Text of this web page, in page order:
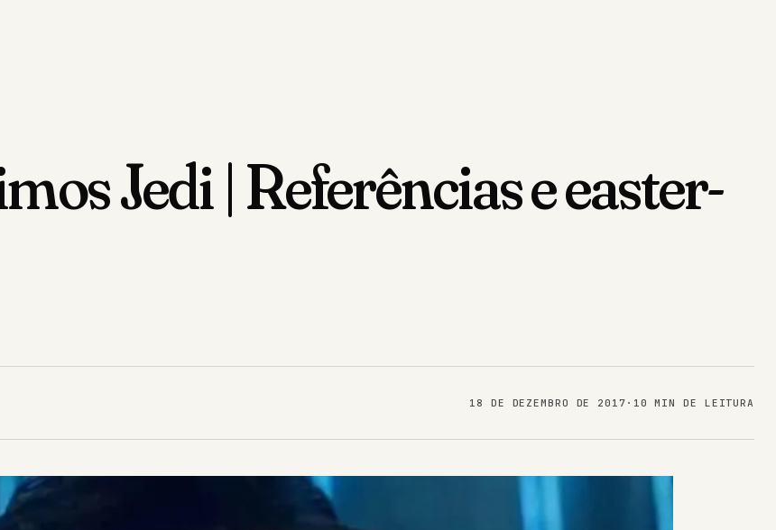
Jedi | Referências e easter-
18 DE DEZEMBRO DE 2017 · 10 MIN DE LEITURA